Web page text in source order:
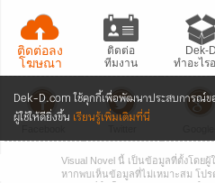
Dek-D.com ใช้คุกกี้เพื่อพัฒนาประสบการณ์ข
ผู้ใช้ให้ดียิ่งขึ้น เรียนรู้เพิ่มเติมที่นี่
ติดต่อลง
โฆษณา
ติดต่อ
ทีมงาน
Dek-D
ทำอะไร
• แจ้งปัญหาเว็บไซต์ • Dek-D เป็
Copyright © 1999 - 2026 by
Visual Novel นี้ เป็นข้อมูลที่ตั้งโดยผู้
หากพบเห็นข้อมูลที่ไม่เหมาะสม โปร